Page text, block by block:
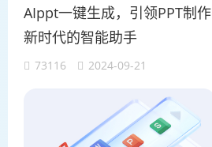
AIppt一键生成，引领PPT制作
新时代的智能助手
73116 2024-09-21